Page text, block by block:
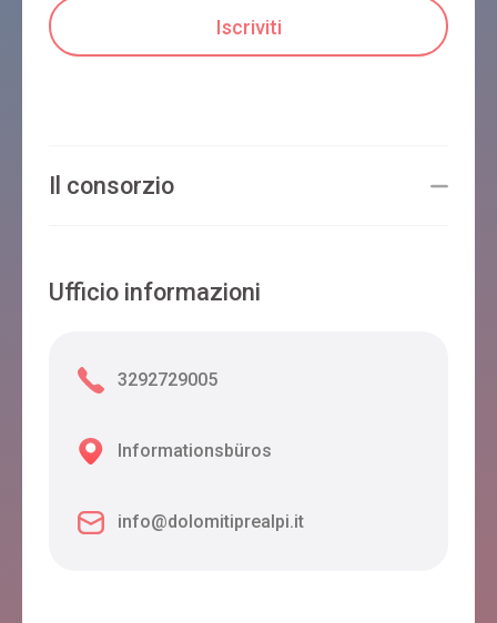
Il consorzio
Ufficio informazioni
3292729005
Informationsbüros
info@dolomitiprealpi.it